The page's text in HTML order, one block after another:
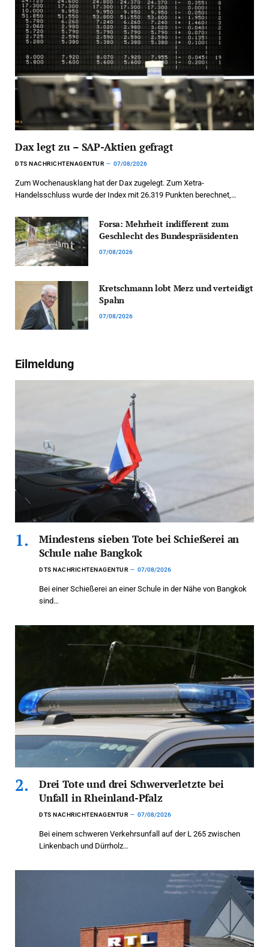
Dax legt zu – SAP-Aktien gefragt
DTS NACHRICHTENAGENTUR 07/08/2026
Zum Wochenausklang hat der Dax zugelegt. Zum Xetra-
Handelsschluss wurde der Index mit 26.319 Punkten berechnet,…
Forsa: Mehrheit indifferent zum
Geschlecht des Bundespräsidenten
07/08/2026
Kretschmann lobt Merz und verteidigt
Spahn
07/08/2026
Eilmeldung
Mindestens sieben Tote bei Schießerei an
Schule nahe Bangkok
DTS NACHRICHTENAGENTUR 07/08/2026
Bei einer Schießerei an einer Schule in der Nähe von Bangkok
sind…
Drei Tote und drei Schwerverletzte bei
Unfall in Rheinland-Pfalz
DTS NACHRICHTENAGENTUR 07/08/2026
Bei einem schweren Verkehrsunfall auf der L 265 zwischen
Linkenbach und Dürrholz…